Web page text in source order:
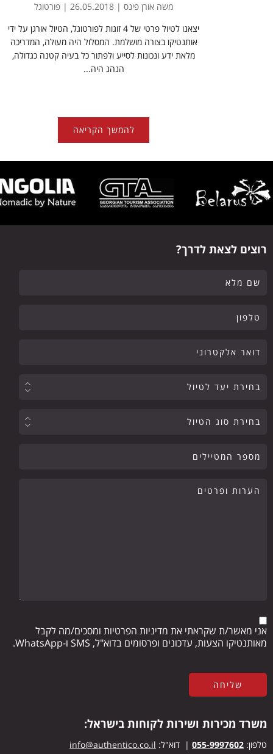
משה אורן פינס | 26.05.2018 | פורטוגל
יצאנו לטיול פרטי של 4 זוגות לפורטוגל, הטיול אורגן על ידי
אותנטיקו בצורה מושלמת. המסלול היה מעולה, המדריכה
מלאת ידע ונכונות לסייע ולפתור כל בעיה קטנה כגדולה,
הנהג היה...
להמשך הקריאה
רוצים לצאת לדרך?
אני מאשר/ת שקראתי את מדיניות הפרטיות ומסכים/מה לקבל
מאותנטיקו הצעות, עדכונים ופרסומים בדוא"ל, SMS ו-WhatsApp.
משרד מכירות ושירות לקוחות בישראל:
טלפון: 055-9997602 | דוא"ל: info@authentico.co.il